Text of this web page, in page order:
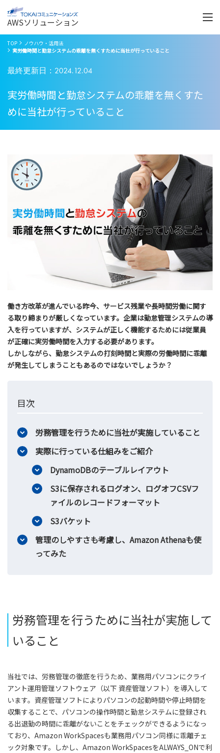
AWSソリューション
く
TOP
ノウハウ・活用法
実労働時間と勤怠システムの乖離を無くすために当社が行っていること
最終更新日：2024.12.04
実労働時間と勤怠システムの乖離を無くすた
めに当社が行っていること
働き方改革が進んでいる昨今、サービス残業や長時間労働に関す
る取り締まりが厳しくなっています。企業は勤怠管理システムの導
入を行っていますが、システムが正しく機能するためには従業員
が正確に実労働時間を入力する必要があります。
しかしながら、勤怠システムの打刻時間と実際の労働時間に乖離
が発生してしまうこともあるのではないでしょうか？
目次
労務管理を行うために当社が実施していること
実際に行っている仕組みをご紹介
DynamoDBのテーブルレイアウト
S3に保存されるログオン、ログオフCSVフ
ァイルのレコードフォーマット
S3バケット
管理のしやすさも考慮し、Amazon Athenaも使
ってみた
労務管理を行うために当社が実施して
いること
当社では、労務管理の徹底を行うため、業務用パソコンにクライ
アント運用管理ソフトウェア（以下 資産管理ソフト）を導入して
います。資産管理ソフトによりパソコンの起動時間や停止時間を
収集することで、パソコンの操作時間と勤怠システムに登録され
る出退勤の時間に乖離がないことをチェックができるようになっ
ており、Amazon WorkSpacesも業務用パソコン同様に乖離チェ
ック対象です。しかし、Amazon WorkSpacesをALWAYS_ONで利